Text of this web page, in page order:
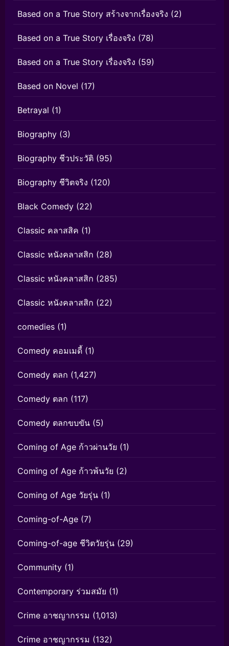
Based on a True Story สร้างจากเรื่องจริง (2)
Based on a True Story เรื่องจริง (78)
Based on a True Story เรื่องจริง (59)
Based on Novel (17)
Betrayal (1)
Biography (3)
Biography ชีวประวัติ (95)
Biography ชีวิตจริง (120)
Black Comedy (22)
Classic คลาสสิค (1)
Classic หนังคลาสสิก (28)
Classic หนังคลาสสิก (285)
Classic หนังคลาสสิก (22)
comedies (1)
Comedy คอมเมดี้ (1)
Comedy ตลก (1,427)
Comedy ตลก (117)
Comedy ตลกขบขัน (5)
Coming of Age ก้าวผ่านวัย (1)
Coming of Age ก้าวพ้นวัย (2)
Coming of Age วัยรุ่น (1)
Coming-of-Age (7)
Coming-of-age ชีวิตวัยรุ่น (29)
Community (1)
Contemporary ร่วมสมัย (1)
Crime อาชญากรรม (1,013)
Crime อาชญากรรม (132)